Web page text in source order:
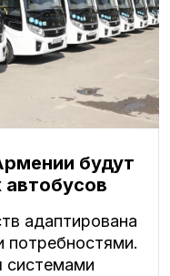
будут
адаптирована
потребностями.